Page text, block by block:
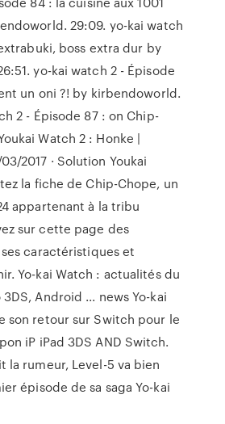
29:09. yo-kai watch
boss extra dur by
yo-kai watch 2 - Épisode
un oni ?! by kirbendoworld.
2 - Épisode 87 : on Chip-
Watch 2 : Honke |
2017 · Solution Youkai
la fiche de Chip-Chope, un
appartenant à la tribu
sur cette page des
caractéristiques et
Yo-kai Watch : actualités du
Android ... news Yo-kai
son retour sur Switch pour le
iP iPad 3DS AND Switch.
la rumeur, Level-5 va bien
épisode de sa saga Yo-kai